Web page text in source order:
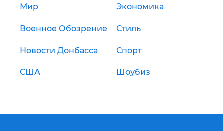
Мир Экономика
Военное Обозрение Стиль
Новости Донбасса Спорт
США Шоубиз